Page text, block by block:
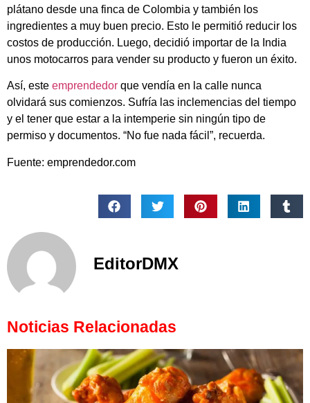
plátano desde una finca de Colombia y también los
ingredientes a muy buen precio. Esto le permitió reducir los
costos de producción. Luego, decidió importar de la India
unos motocarros para vender su producto y fueron un éxito.
Así, este emprendedor que vendía en la calle nunca
olvidará sus comienzos. Sufría las inclemencias del tiempo
y el tener que estar a la intemperie sin ningún tipo de
permiso y documentos. “No fue nada fácil”, recuerda.
Fuente: emprendedor.com
EditorDMX
Noticias Relacionadas